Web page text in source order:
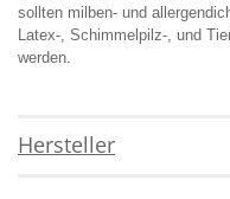
sollten milben- und
Latex-, Schimmelpilz-, und
werden.
Hersteller